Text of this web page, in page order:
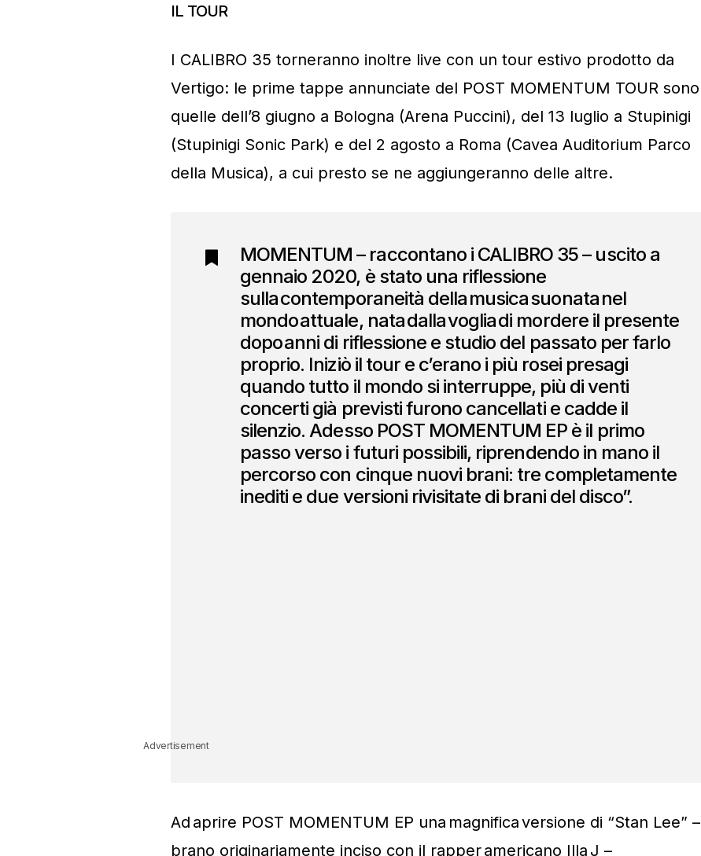
IL TOUR
I CALIBRO 35 torneranno inoltre live con un tour estivo prodotto da
Vertigo: le prime tappe annunciate del POST MOMENTUM TOUR sono
quelle dell’8 giugno a Bologna (Arena Puccini), del 13 luglio a Stupinigi
(Stupinigi Sonic Park) e del 2 agosto a Roma (Cavea Auditorium Parco
della Musica), a cui presto se ne aggiungeranno delle altre.
MOMENTUM – raccontano i CALIBRO 35 – uscito a
gennaio 2020, è stato una riflessione
sulla contemporaneità della musica suonata nel
mondo attuale, nata dalla voglia di mordere il presente
dopo anni di riflessione e studio del passato per farlo
proprio. Iniziò il tour e c’erano i più rosei presagi
quando tutto il mondo si interruppe, più di venti
concerti già previsti furono cancellati e cadde il
silenzio. Adesso POST MOMENTUM EP è il primo
passo verso i futuri possibili, riprendendo in mano il
percorso con cinque nuovi brani: tre completamente
inediti e due versioni rivisitate di brani del disco”.
Advertisement
Ad aprire POST MOMENTUM EP una magnifica versione di “Stan Lee” –
brano originariamente inciso con il rapper americano Illa J –